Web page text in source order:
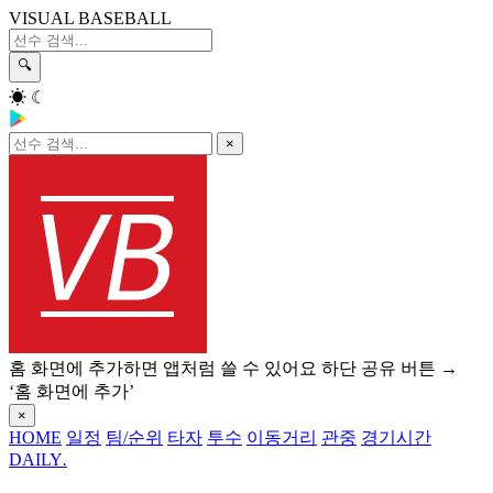
VISUAL BASEBALL
🔍
☀ ☾
×
홈 화면에 추가하면 앱처럼 쓸 수 있어요 하단 공유 버튼 →
‘홈 화면에 추가’
×
HOME 일정 팀/순위 타자 투수 이동거리 관중 경기시간
DAILY.